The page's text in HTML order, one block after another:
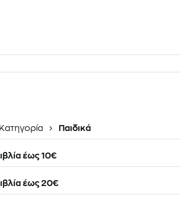
Παιδικά
έως 10€
έως 20€